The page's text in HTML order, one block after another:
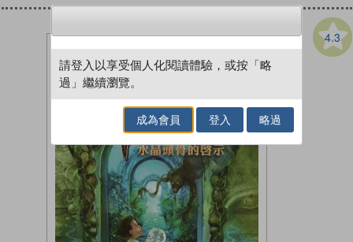
4.3
請登入以享受個人化閱讀體驗，或按「略
過」繼續瀏覽。
成為會員 登入 略過